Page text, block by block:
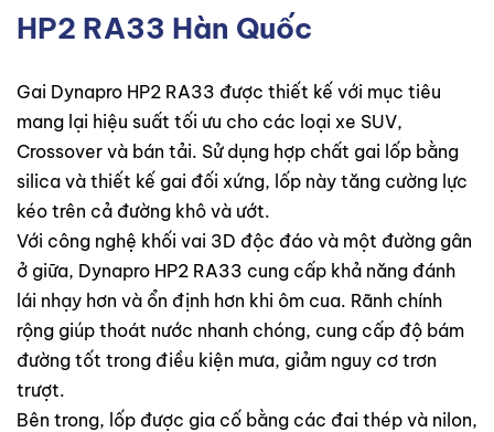
HP2 RA33 Hàn Quốc
Gai Dynapro HP2 RA33 được thiết kế với mục tiêu
mang lại hiệu suất tối ưu cho các loại xe SUV,
Crossover và bán tải. Sử dụng hợp chất gai lốp bằng
silica và thiết kế gai đối xứng, lốp này tăng cường lực
kéo trên cả đường khô và ướt.
Với công nghệ khối vai 3D độc đáo và một đường gân
ở giữa, Dynapro HP2 RA33 cung cấp khả năng đánh
lái nhạy hơn và ổn định hơn khi ôm cua. Rãnh chính
rộng giúp thoát nước nhanh chóng, cung cấp độ bám
đường tốt trong điều kiện mưa, giảm nguy cơ trơn
trượt.
Bên trong, lốp được gia cố bằng các đai thép và nilon,